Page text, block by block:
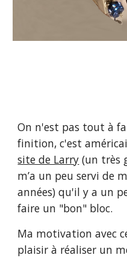
On n'est pas tout à
finition, c'est
site de Larry (un très
m’a un peu servi de
années) qu'il y a un
faire un "bon" bloc.
Ma motivation avec
plaisir à réaliser un